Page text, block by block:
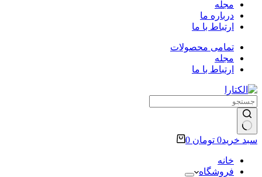
مجله
درباره ما
ارتباط با ما
تمامی محصولات
مجله
ارتباط با ما
سبد خرید0 تومان 0
خانه
فروشگاه